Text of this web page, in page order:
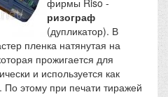
фирмы Riso -
ризограф
(дупликатор). В
пленка натянутая на
прожигается для
и используется как
этому при печати тиражей